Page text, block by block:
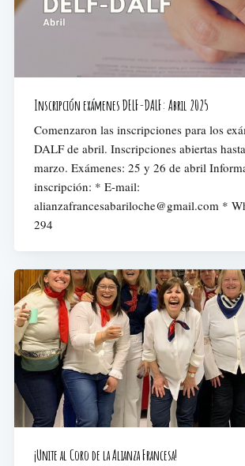
Inscripción exámenes DELF-DALF: Abril 2025
Comenzaron las inscripciones para los
DALF de abril. Inscripciones abiertas
marzo. Exámenes: 25 y 26 de abril
inscripción: * E-mail:
alianzafrancesabariloche@gmail.com *
294
¡Unite al Coro de la Alianza Francesa!